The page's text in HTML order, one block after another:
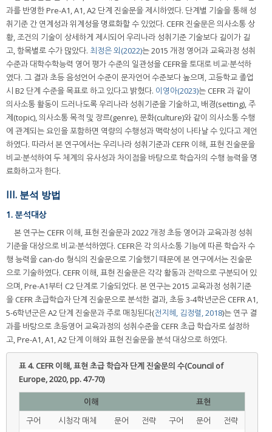
과를 반영한 Pre-A1, A1, A2 단계 진술문을 제시하였다. 단계별 기술을 통해 성
취기준 간 연계성과 위계성을 명료화할 수 있었다. CEFR 진술문은 의사소통 상
황, 조건의 기술이 상세하게 제시되어 우리나라 성취기준 기술보다 길이가 길
고, 항목별로 수가 많았다. 최정은 외(2022)는 2015 개정 영어과 교육과정 성취
수준과 대학수학능력 영어 평가 수준의 일관성을 CEFR을 토대로 비교·분석하
였다. 그 결과 초등 음성언어 수준이 문자언어 수준보다 높으며, 고등학교 졸업
시 B2 단계 수준을 목표로 하고 있다고 밝혔다. 이영아(2023)는 CEFR 과 같이
의사소통 활동이 드러나도록 우리나라 성취기준을 기술하고, 배경(setting), 주
제(topic), 의사소통 목적 및 장르(genre), 문화(culture)와 같이 의사소통 수행
에 관계되는 요인을 포함하면 역량의 수행성과 맥락성이 나타날 수 있다고 제언
하였다. 따라서 본 연구에서는 우리나라 성취기준과 CEFR 이해, 표현 진술문을
비교·분석하여 두 체계의 유사성과 차이점을 바탕으로 학습자의 수행 능력을 명
료화하고자 한다.
III. 분석 방법
1. 분석대상
본 연구는 CEFR 이해, 표현 진술문과 2022 개정 초등 영어과 교육과정 성취
기준을 대상으로 비교·분석하였다. CEFR은 각 의사소통 기능에 따른 학습자 수
행 능력을 can-do 형식의 진술문으로 기술했기 때문에 본 연구에서는 진술문
으로 기술하였다. CEFR 이해, 표현 진술문은 각각 활동과 전략으로 구분되어 있
으며, Pre-A1부터 C2 단계로 기술되었다. 본 연구는 2015 교육과정 성취기준
을 CEFR 초급학습자 단계 진술문으로 분석한 결과, 초등 3-4학년군은 CEFR A1,
5-6학년군은 A2 단계 진술문과 주로 매칭된다(전지혜, 김정렬, 2018)는 연구 결
과를 바탕으로 초등영어 교육과정의 성취수준을 CEFR 초급 학습자로 설정하
고, Pre-A1, A1, A2 단계 이해와 표현 진술문을 분석 대상으로 하였다.
표 4. CEFR 이해, 표현 초급 학습자 단계 진술문의 수(Council of
Europe, 2020, pp. 47-70)
이해
표현
구어
시청각 매체 문어 전략 구어 문어
전략